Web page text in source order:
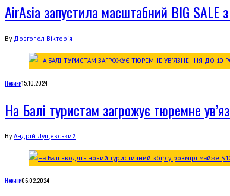
AirAsia запустила масштабний BIG SALE
By Довгопол Вікторія
Новини15.10.2024
На Балі туристам загрожує тюремне
By Андрій Лущевський
Новини06.02.2024